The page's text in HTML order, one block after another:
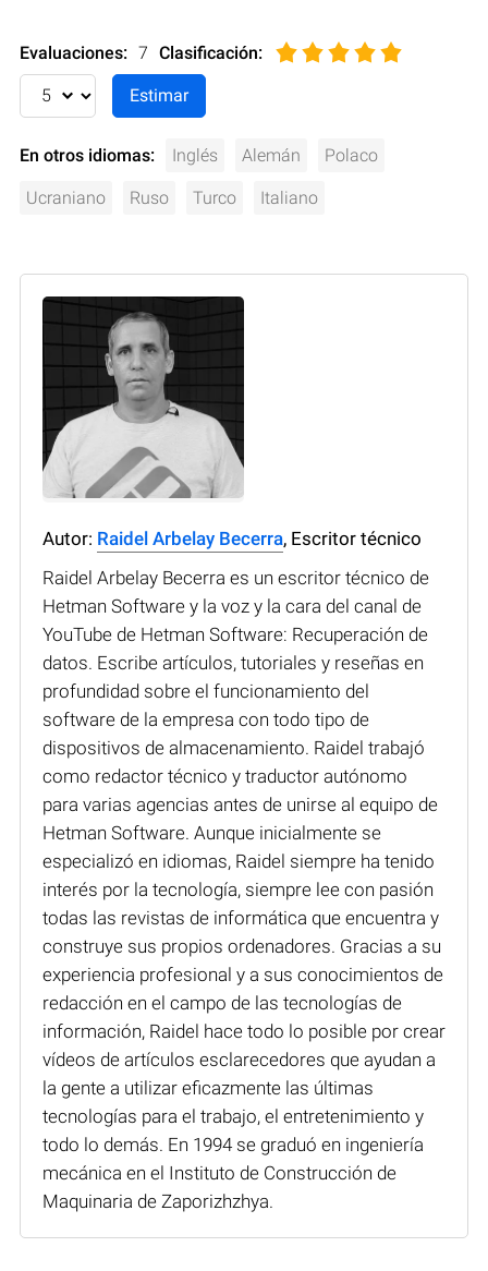
Evaluaciones: 7 Clasificación:
En otros idiomas: Inglés Alemán Polaco
Ucraniano Ruso Turco Italiano
Autor: Raidel Arbelay Becerra, Escritor técnico
Raidel Arbelay Becerra es un escritor técnico de
Hetman Software y la voz y la cara del canal de
YouTube de Hetman Software: Recuperación de
datos. Escribe artículos, tutoriales y reseñas en
profundidad sobre el funcionamiento del
software de la empresa con todo tipo de
dispositivos de almacenamiento. Raidel trabajó
como redactor técnico y traductor autónomo
para varias agencias antes de unirse al equipo de
Hetman Software. Aunque inicialmente se
especializó en idiomas, Raidel siempre ha tenido
interés por la tecnología, siempre lee con pasión
todas las revistas de informática que encuentra y
construye sus propios ordenadores. Gracias a su
experiencia profesional y a sus conocimientos de
redacción en el campo de las tecnologías de
información, Raidel hace todo lo posible por crear
vídeos de artículos esclarecedores que ayudan a
la gente a utilizar eficazmente las últimas
tecnologías para el trabajo, el entretenimiento y
todo lo demás. En 1994 se graduó en ingeniería
mecánica en el Instituto de Construcción de
Maquinaria de Zaporizhzhya.